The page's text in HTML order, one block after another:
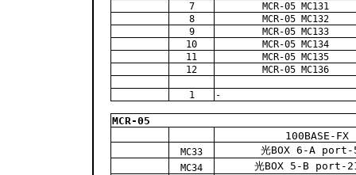
7
MCR-05 MC131
8
MCR-05 MC132
9
MCR-05 MC133
10
MCR-05 MC134
11
MCR-05 MC135
12
MCR-05 MC136
1 -
MCR-05
100BASE-FX
MC33 光BOX 6-A
MC34 光BOX 5-B port-